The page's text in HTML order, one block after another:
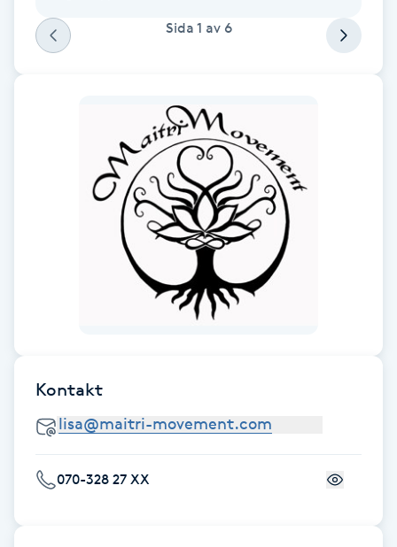
Fransk manikyr
Fransrengöring
Friskvårdsmassage
Föning
Gel naglar
Sida 1 av 6
Kontakt
070-328 27 XX